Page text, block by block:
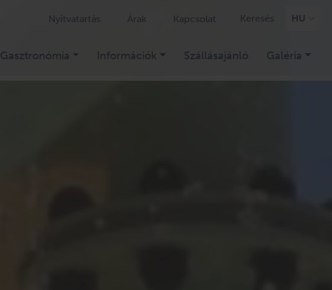
Nyitvatartás Árak Kapcsolat Keresés HU
Gasztronómia Információk Szállásajánló Galéria